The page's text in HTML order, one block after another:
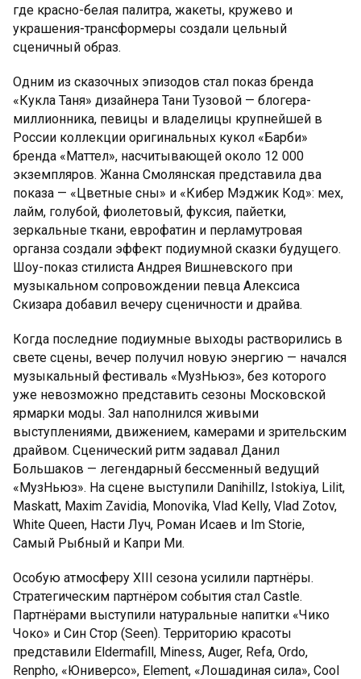
где красно-белая палитра, жакеты, кружево и
украшения-трансформеры создали цельный
сценичный образ.
Одним из сказочных эпизодов стал показ бренда
«Кукла Таня» дизайнера Тани Тузовой — блогера-
миллионника, певицы и владелицы крупнейшей в
России коллекции оригинальных кукол «Барби»
бренда «Маттел», насчитывающей около 12 000
экземпляров. Жанна Смолянская представила два
показа — «Цветные сны» и «Кибер Мэджик Код»: мех,
лайм, голубой, фиолетовый, фуксия, пайетки,
зеркальные ткани, еврофатин и перламутровая
органза создали эффект подиумной сказки будущего.
Шоу-показ стилиста Андрея Вишневского при
музыкальном сопровождении певца Алексиса
Скизара добавил вечеру сценичности и драйва.
Когда последние подиумные выходы растворились в
свете сцены, вечер получил новую энергию — начался
музыкальный фестиваль «МузНьюз», без которого
уже невозможно представить сезоны Московской
ярмарки моды. Зал наполнился живыми
выступлениями, движением, камерами и зрительским
драйвом. Сценический ритм задавал Данил
Большаков — легендарный бессменный ведущий
«МузНьюз». На сцене выступили Danihillz, Istokiya, Lilit,
Maskatt, Maxim Zavidia, Monovika, Vlad Kelly, Vlad Zotov,
White Queen, Насти Луч, Роман Исаев и Im Storie,
Самый Рыбный и Капри Ми.
Особую атмосферу XIII сезона усилили партнёры.
Стратегическим партнёром события стал Castle.
Партнёрами выступили натуральные напитки «Чико
Чоко» и Син Стор (Seen). Территорию красоты
представили Eldermafill, Miness, Auger, Refa, Ordo,
Renpho, «Юниверсо», Element, «Лошадиная сила», Cool